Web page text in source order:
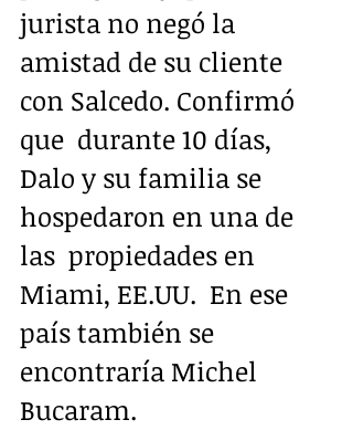
jurista no negó la
amistad de su cliente
con Salcedo. Confirmó
que  durante 10 días,
Dalo y su familia se
hospedaron en una de
las  propiedades en
Miami, EE.UU. ​ En ese
país también se
encontraría Michel
Bucaram.